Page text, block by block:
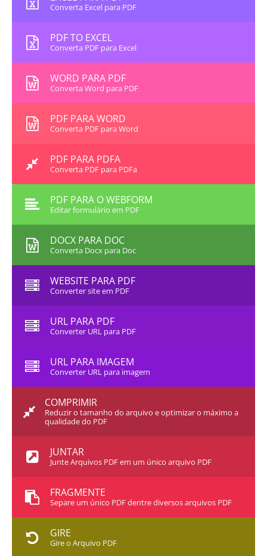
Converta Excel para PDF
PDF TO EXCEL
Converta PDF para Excel
WORD PARA PDF
Converta Word para PDF
PDF PARA WORD
Converta PDF para Word
PDF PARA PDFA
Converta PDF para PDFa
PDF PARA O WEBFORM
Editar formulário em PDF
DOCX PARA DOC
Converta Docx para Doc
WEBSITE PARA PDF
Converter site em PDF
URL PARA PDF
Converter URL para PDF
URL PARA IMAGEM
Converter URL para imagem
COMPRIMIR
Reduzir o tamanho do arquivo e optimizar o máximo a
qualidade do PDF
JUNTAR
Junte Arquivos PDF em um único arquivo PDF
FRAGMENTE
Separe um único PDF dentre diversos arquivos PDF
GIRE
Gire o Arquivo PDF